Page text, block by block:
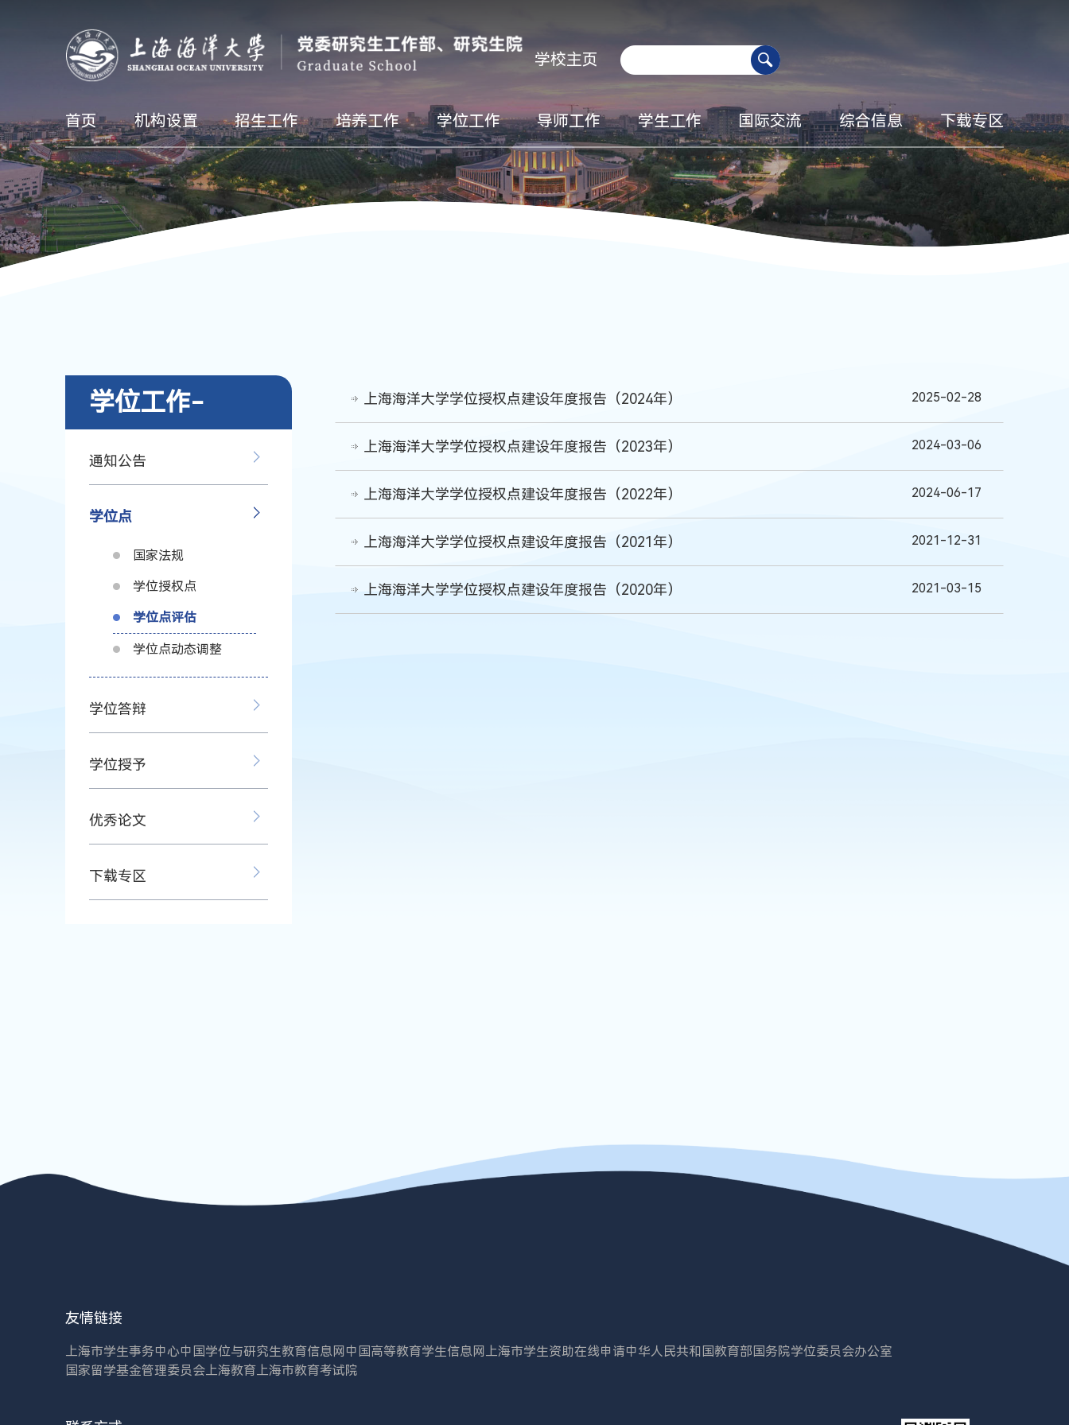
学校主页
首页 机构设置 招生工作 培养工作 学位工作 导师工作 学生工作 国际交流 综合信息 下载专区
学位工作-
通知公告
学位点
国家法规
学位授权点
学位点评估
学位点动态调整
学位答辩
学位授予
优秀论文
下载专区
上海海洋大学学位授权点建设年度报告（2024年） 2025-02-28
上海海洋大学学位授权点建设年度报告（2023年） 2024-03-06
上海海洋大学学位授权点建设年度报告（2022年） 2024-06-17
上海海洋大学学位授权点建设年度报告（2021年） 2021-12-31
上海海洋大学学位授权点建设年度报告（2020年） 2021-03-15
友情链接
上海市学生事务中心中国学位与研究生教育信息网 中国高等教育学生信息网 上海市学生资助在线申请中华人民共和国教育部 国务院学位委员会办公室
国家留学基金管理委员会 上海教育 上海市教育考试院